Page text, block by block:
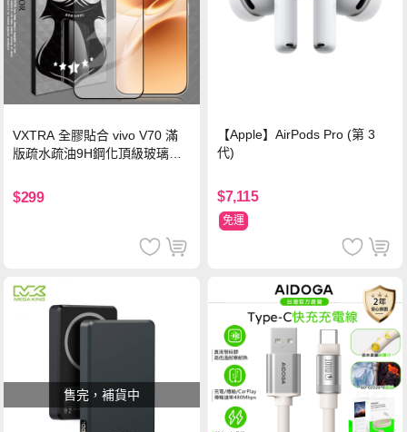
VXTRA 全膠貼合 vivo V70 滿
版疏水疏油9H鋼化頂級玻璃貼
$299
【Apple】AirPods Pro (第 3
代)
$7,115
免運
售完，補貨中